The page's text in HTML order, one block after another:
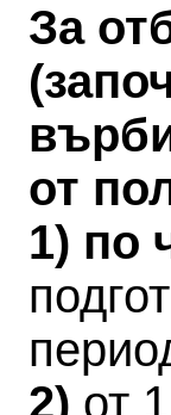
За
от
1) по
2) от